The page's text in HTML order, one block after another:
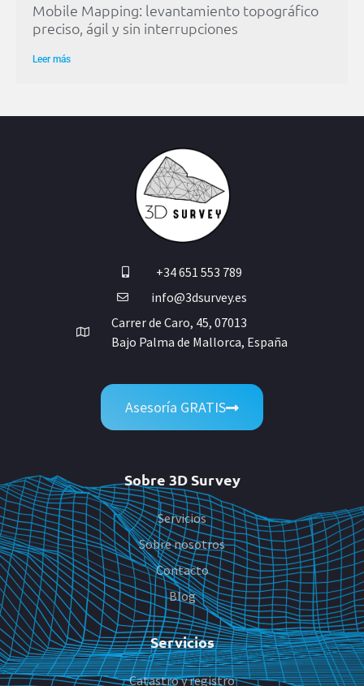
Mobile Mapping: levantamiento topográfico
preciso, ágil y sin interrupciones
Leer más
+34 651 553 789
info@3dsurvey.es
Carrer de Caro, 45, 07013
Bajo Palma de Mallorca, España
Asesoría GRATIS
Sobre 3D Survey
Servicios
Sobre nosotros
Contacto
Blog
Servicios
Catastro y registro